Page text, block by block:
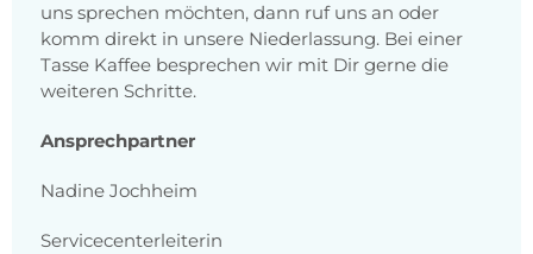
uns sprechen möchten, dann ruf uns an oder
komm direkt in unsere Niederlassung. Bei einer
Tasse Kaffee besprechen wir mit Dir gerne die
weiteren Schritte.
Ansprechpartner
Nadine Jochheim
Servicecenterleiterin